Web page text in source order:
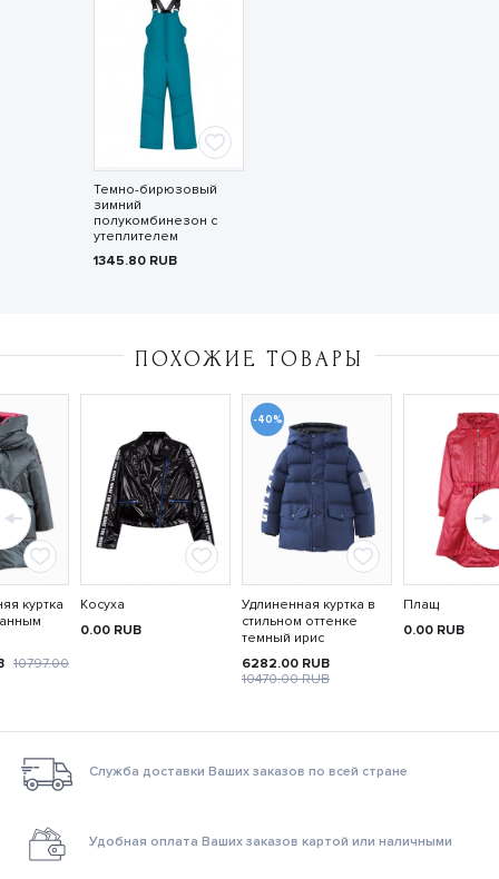
Темно-бирюзовый
зимний
полукомбинезон с
утеплителем
1345.80 RUB
ПОХОЖИЕ ТОВАРЫ
куртка
10797.00
Косуха
0.00 RUB
-40%
Удлиненная куртка в
стильном оттенке
темный ирис
6282.00 RUB
10470.00RUB
Плащ
0.00 RUB
Служба доставки Ваших заказов по всей стране
Удобная оплата Ваших заказов картой или наличными